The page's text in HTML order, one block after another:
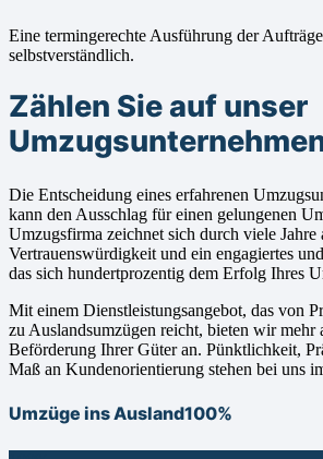
Eine termingerechte Ausführung der
selbstverständlich.
Zählen Sie auf unser
Die Entscheidung eines erfahrenen
kann den Ausschlag für einen gelungenen
Umzugsfirma zeichnet sich durch viele Jahre
Vertrauenswürdigkeit und ein engagiertes
das sich hundertprozentig dem Erfolg Ihres
Mit einem Dienstleistungsangebot, das von
zu Auslandsumzügen reicht, bieten wir mehr
Beförderung Ihrer Güter an. Pünktlichkeit,
Maß an Kundenorientierung stehen bei uns
Umzüge ins Ausland100%